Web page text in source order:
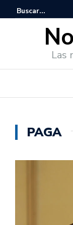
Las
PAGA